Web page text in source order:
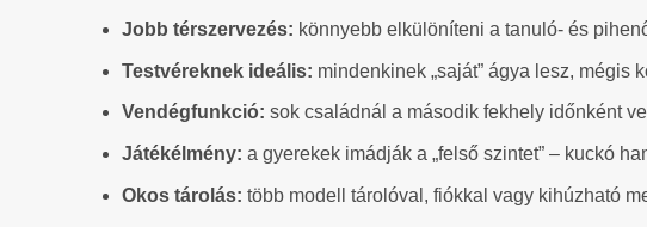
Jobb térszervezés: könnyebb elkülöníteni a tanuló- és
Testvéreknek ideális: mindenkinek „saját” ágya lesz, mégis
Vendégfunkció: sok családnál a második fekhely időnként
Játékélmény: a gyerekek imádják a „felső szintet” – kuckó
Okos tárolás: több modell tárolóval, fiókkal vagy kihúzható